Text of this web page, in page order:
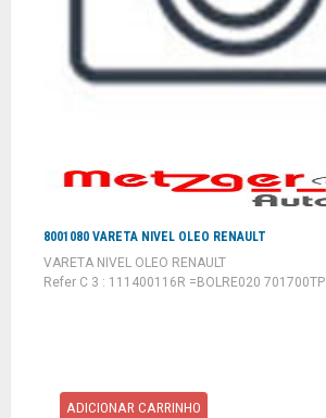
8001080 VARETA NIVEL OLEO RENAULT
VARETA NIVEL OLEO RENAULT
Refer C 3 : 111400116R =BOLRE020 701700TP
ADICIONAR CARRINHO